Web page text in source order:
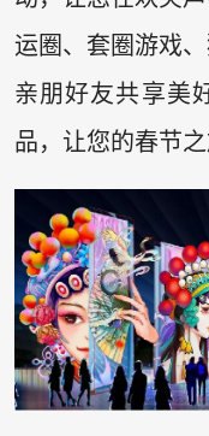
运圈、套圈游戏
亲朋好友共享美
品，让您的春节之